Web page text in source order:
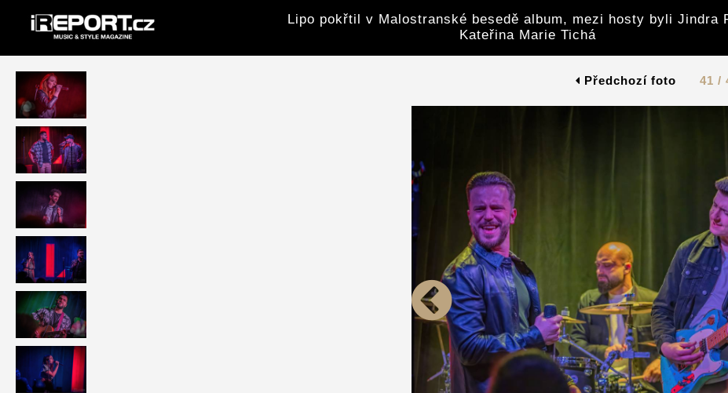
Lipo pokřtil v Malostranské besedě album, mezi hosty byli Jindra
Kateřina Marie Tichá
Předchozí foto 41 /